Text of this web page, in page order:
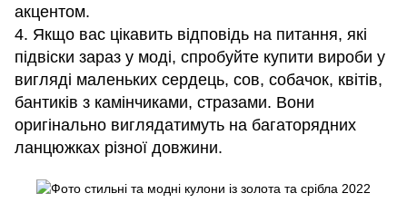
акцентом.
4. Якщо вас цікавить відповідь на питання, які
підвіски зараз у моді, спробуйте купити вироби у
вигляді маленьких сердець, сов, собачок, квітів,
бантиків з камінчиками, стразами. Вони
оригінально виглядатимуть на багаторядних
ланцюжках різної довжини.